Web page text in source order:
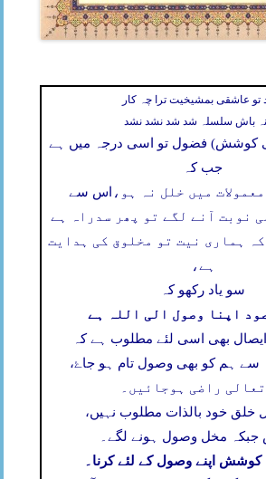
تو عاشقی بمشیخیت ترا چہ کار
باش سلسلہ شد شد نشد نشد
کوشش) فضول تو اسی درجہ میں ہے
جب کہ
اس سے میں خلل نہ ہو،
نوبت آنے لگے تو پھر سدراہ ہے
ہماری نیت تو مخلوق کی ہدایت
ہے،
سو یاد رکھو کہ
اپنا وصول الی اللہ ہے
بھی اسی لئے مطلوب ہے کہ
سے ہم کو بھی وصول تام ہو جاۓ،
راضی ہوجائیں۔
خلق خود بالذات مطلوب نہیں،
مخل وصول ہونے لگے۔
اپنے وصول کے لئے کرنا۔